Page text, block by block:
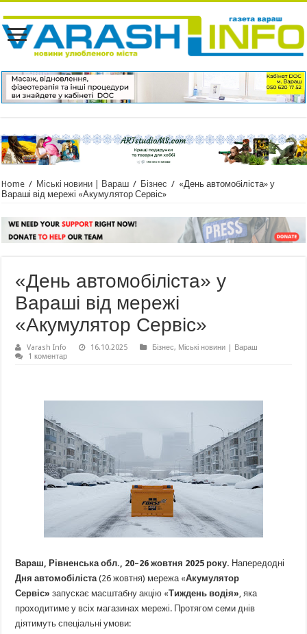
Home / Міські новини | Вараш / Бізнес / «День автомобіліста» у
Вараші від мережі «Акумулятор Сервіс»
«День автомобіліста» у
Вараші від мережі
«Акумулятор Сервіс»
Varash Info 16.10.2025 Бізнес, Міські новини | Вараш
1 коментар
Вараш, Рівненська обл., 20–26 жовтня 2025 року. Напередодні
Дня автомобіліста (26 жовтня) мережа «Акумулятор
Сервіс» запускає масштабну акцію «Тиждень водія» , яка
проходитиме у всіх магазинах мережі. Протягом семи днів
діятимуть спеціальні умови: